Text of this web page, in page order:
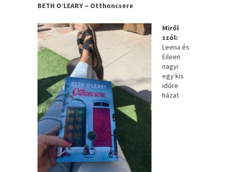
BETH O’LEARY – Otthoncsere
Miről
szól:
Leena és
Eileen
nagyi
egy kis
időre
házat